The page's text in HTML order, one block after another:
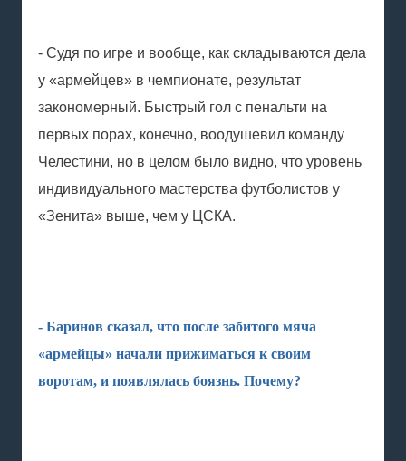
- Судя по игре и вообще, как складываются дела
у «армейцев» в чемпионате, результат
закономерный. Быстрый гол с пенальти на
первых порах, конечно, воодушевил команду
Челестини, но в целом было видно, что уровень
индивидуального мастерства футболистов у
«Зенита» выше, чем у ЦСКА.
- Баринов сказал, что после забитого мяча
«армейцы» начали прижиматься к своим
воротам, и появлялась боязнь. Почему?